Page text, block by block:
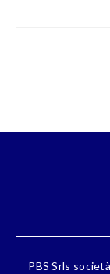
PBS Srls